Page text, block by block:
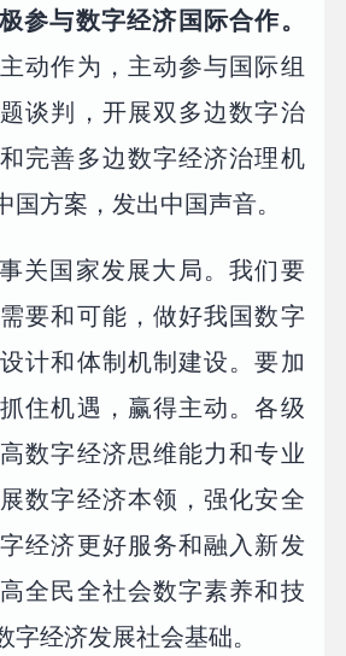
参与数字经济国际合作。
动作为，主动参与国际组
谈判，开展双多边数字治
完善多边数字经济治理机
国方案，发出中国声音。
关国家发展大局。我们要
要和可能，做好我国数字
计和体制机制建设。要加
住机遇，赢得主动。各级
数字经济思维能力和专业
数字经济本领，强化安全
经济更好服务和融入新发
全民全社会数字素养和技
字经济发展社会基础。